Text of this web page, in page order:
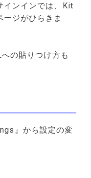
インインでは、Kit
ジがひらきま
の貼りつけ方も
』から設定の変